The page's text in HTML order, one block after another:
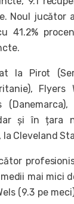
Noul jucător
41.2%
la Pirot
Flyers
și în țara
Cleveland
mai mici
(9.3 pe